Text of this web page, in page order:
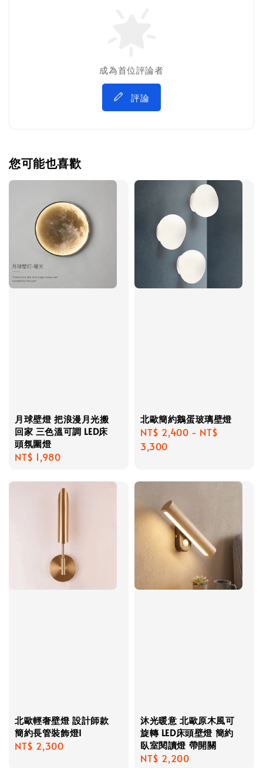
成為首位評論者
評論
您可能也喜歡
月球壁燈 把浪漫月光搬
回家 三色溫可調 LED床
頭氛圍燈
Regular
NT$ 1,980
北歐簡約鵝蛋玻璃壁燈
Regular
price
NT$ 2,400 - NT$
3,300
北歐輕奢壁燈 設計師款
簡約長管裝飾燈I
Regular
NT$ 2,300
沐光暖意 北歐原木風可
旋轉 LED床頭壁燈 簡約
臥室閱讀燈 帶開關
Regular
NT$ 2,200